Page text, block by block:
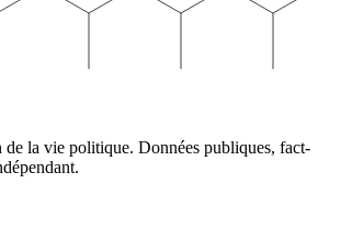
de la vie politique. Données publiques, fact-